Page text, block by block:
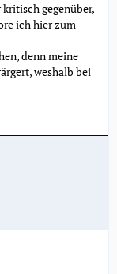
gegenüber,
ich hier zum
denn meine
weshalb bei